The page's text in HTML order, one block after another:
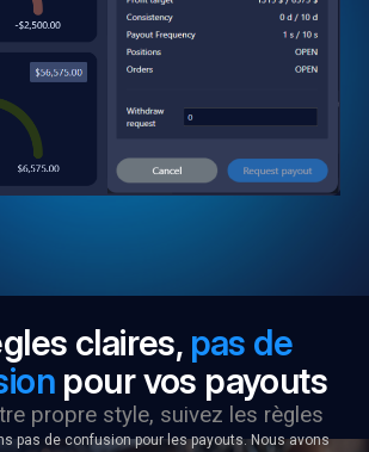
claires, pas de
pour vos payouts
propre style, suivez les règles
pas de confusion pour les payouts. Nous avons